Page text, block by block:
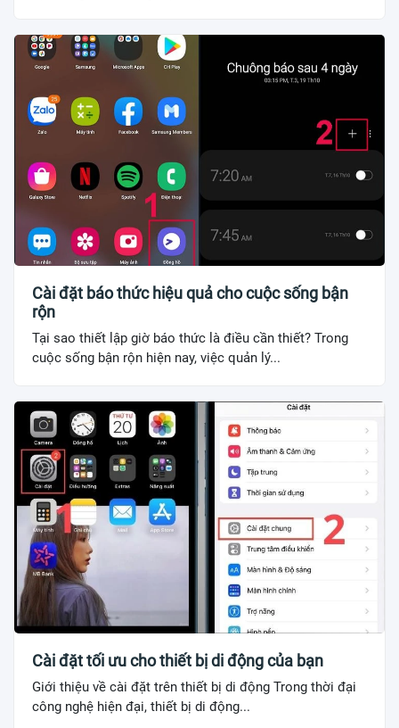
Cài đặt báo thức hiệu quả cho cuộc sống bận
rộn
Tại sao thiết lập giờ báo thức là điều cần thiết? Trong
cuộc sống bận rộn hiện nay, việc quản lý...
Cài đặt tối ưu cho thiết bị di động của bạn
Giới thiệu về cài đặt trên thiết bị di động Trong thời đại
công nghệ hiện đại, thiết bị di động...